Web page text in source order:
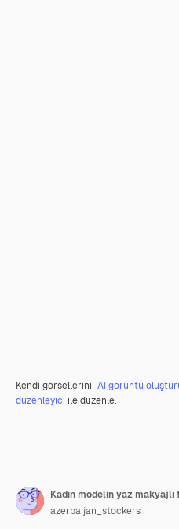
Kendi görsellerini AI görüntü
düzenleyici ile düzenle.
Kadın modelin yaz
azerbaijan_stockers